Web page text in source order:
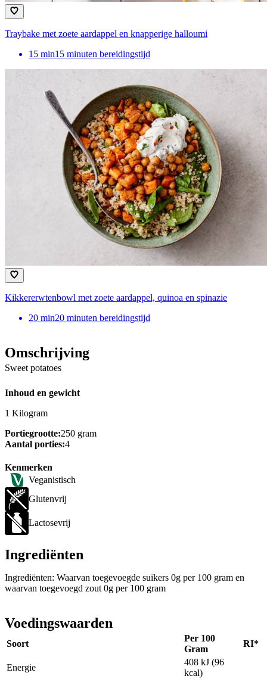
Traybake met zoete aardappel en knapperige halloumi
15 min15 minuten bereidingstijd
Kikkererwtenbowl met zoete aardappel, quinoa en spinazie
20 min20 minuten bereidingstijd
Omschrijving
Sweet potatoes
Inhoud en gewicht
1 Kilogram
Portiegrootte:250 gram
Aantal porties:4
Kenmerken
Veganistisch
Glutenvrij
Lactosevrij
Ingrediënten
Ingrediënten: Waarvan toegevoegde suikers 0g per 100 gram en
waarvan toegevoegd zout 0g per 100 gram
Voedingswaarden
Soort
Per 100
Gram
RI*
Energie
408 kJ (96
kcal)